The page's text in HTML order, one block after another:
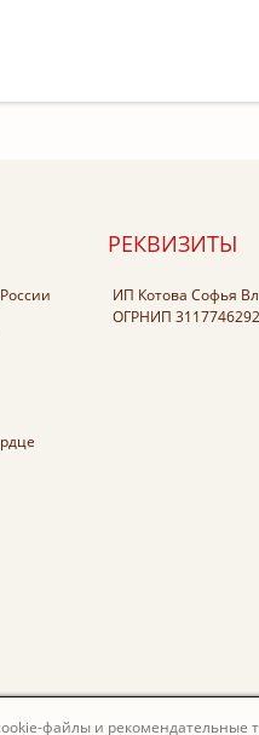
РЕКВИЗИТЫ
ИП Котова Софья
ОГРНИП
файлы и рекомендательные